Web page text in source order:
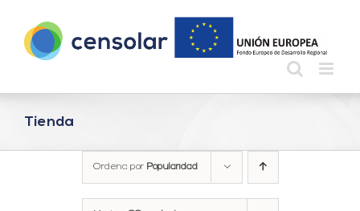
contenido
Tienda
Ordena por Popularidad